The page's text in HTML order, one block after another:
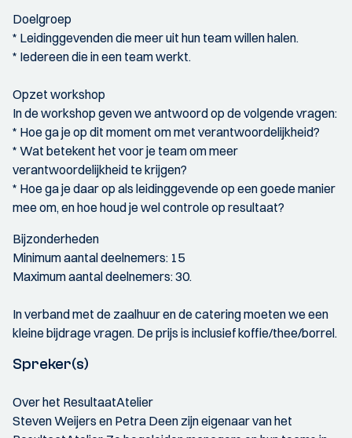
Doelgroep
* Leidinggevenden die meer uit hun team willen halen.
* Iedereen die in een team werkt.
Opzet workshop
In de workshop geven we antwoord op de volgende vragen:
* Hoe ga je op dit moment om met verantwoordelijkheid?
* Wat betekent het voor je team om meer
verantwoordelijkheid te krijgen?
* Hoe ga je daar op als leidinggevende op een goede manier
mee om, en hoe houd je wel controle op resultaat?
Bijzonderheden
Minimum aantal deelnemers: 15
Maximum aantal deelnemers: 30.
In verband met de zaalhuur en de catering moeten we een
kleine bijdrage vragen. De prijs is inclusief koffie/thee/borrel.
Spreker(s)
Over het ResultaatAtelier
Steven Weijers en Petra Deen zijn eigenaar van het